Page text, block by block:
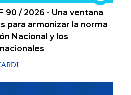
90 / 2026 - Una ventana
para armonizar la norma
Nacional y los